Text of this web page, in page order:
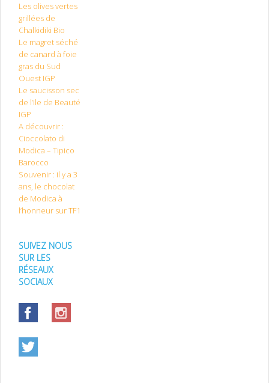
Les olives vertes
grillées de
Chalkidiki Bio
Le magret séché
de canard à foie
gras du Sud
Ouest IGP
Le saucisson sec
de l’Ile de Beauté
IGP
A découvrir :
Cioccolato di
Modica – Tipico
Barocco
Souvenir : il y a 3
ans, le chocolat
de Modica à
l’honneur sur TF1
SUIVEZ NOUS
SUR LES
RÉSEAUX
SOCIAUX